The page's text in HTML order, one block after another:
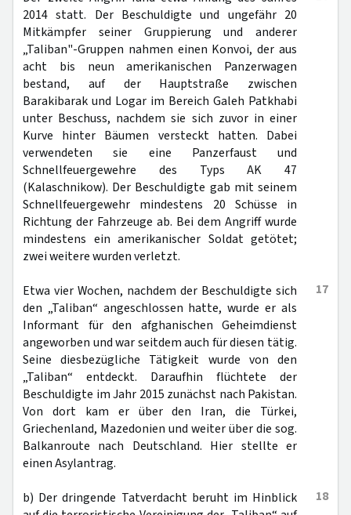
2014 statt. Der Beschuldigte und ungefähr 20
Mitkämpfer seiner Gruppierung und anderer
„Taliban"-Gruppen nahmen einen Konvoi, der aus
acht bis neun amerikanischen Panzerwagen
bestand, auf der Hauptstraße zwischen
Barakibarak und Logar im Bereich Galeh Patkhabi
unter Beschuss, nachdem sie sich zuvor in einer
Kurve hinter Bäumen versteckt hatten. Dabei
verwendeten sie eine Panzerfaust und
Schnellfeuergewehre des Typs AK 47
(Kalaschnikow). Der Beschuldigte gab mit seinem
Schnellfeuergewehr mindestens 20 Schüsse in
Richtung der Fahrzeuge ab. Bei dem Angriff wurde
mindestens ein amerikanischer Soldat getötet;
zwei weitere wurden verletzt.
17
Etwa vier Wochen, nachdem der Beschuldigte sich
den „Taliban“ angeschlossen hatte, wurde er als
Informant für den afghanischen Geheimdienst
angeworben und war seitdem auch für diesen tätig.
Seine diesbezügliche Tätigkeit wurde von den
„Taliban“ entdeckt. Daraufhin flüchtete der
Beschuldigte im Jahr 2015 zunächst nach Pakistan.
Von dort kam er über den Iran, die Türkei,
Griechenland, Mazedonien und weiter über die sog.
Balkanroute nach Deutschland. Hier stellte er
einen Asylantrag.
18
b) Der dringende Tatverdacht beruht im Hinblick